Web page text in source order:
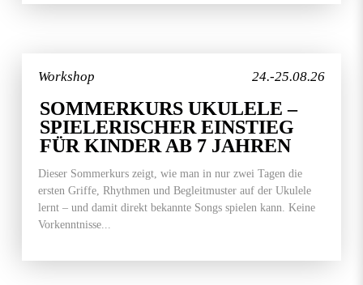
24.-25.08.26
Workshop
SOMMERKURS UKULELE –
SPIELERISCHER EINSTIEG
FÜR KINDER AB 7 JAHREN
Dieser Sommerkurs zeigt, wie man in nur zwei Tagen die
ersten Griffe, Rhythmen und Begleitmuster auf der Ukulele
lernt – und damit direkt bekannte Songs spielen kann. Keine
Vorkenntnisse...